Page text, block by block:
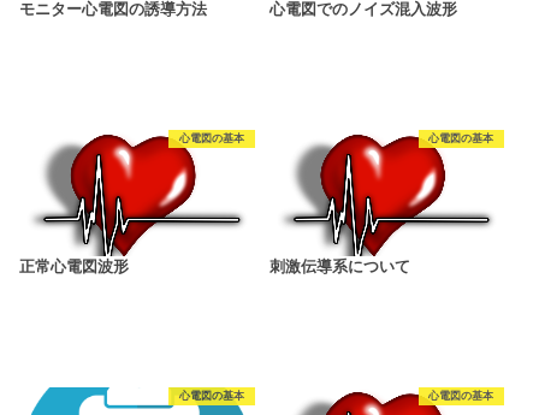
モニター心電図の誘導方法 心電図でのノイズ混入波形
心電図の基本
正常心電図波形
心電図の基本
刺激伝導系について
心電図の基本 心電図の基本